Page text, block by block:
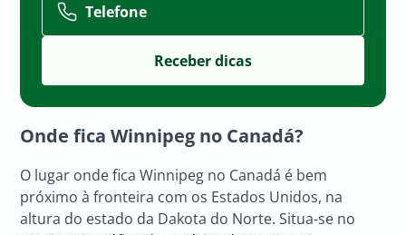
Telefone
Onde fica Winnipeg no Canadá?
O lugar onde fica Winnipeg no Canadá é bem
próximo à fronteira com os Estados Unidos, na
altura do estado da Dakota do Norte. Situa-se no